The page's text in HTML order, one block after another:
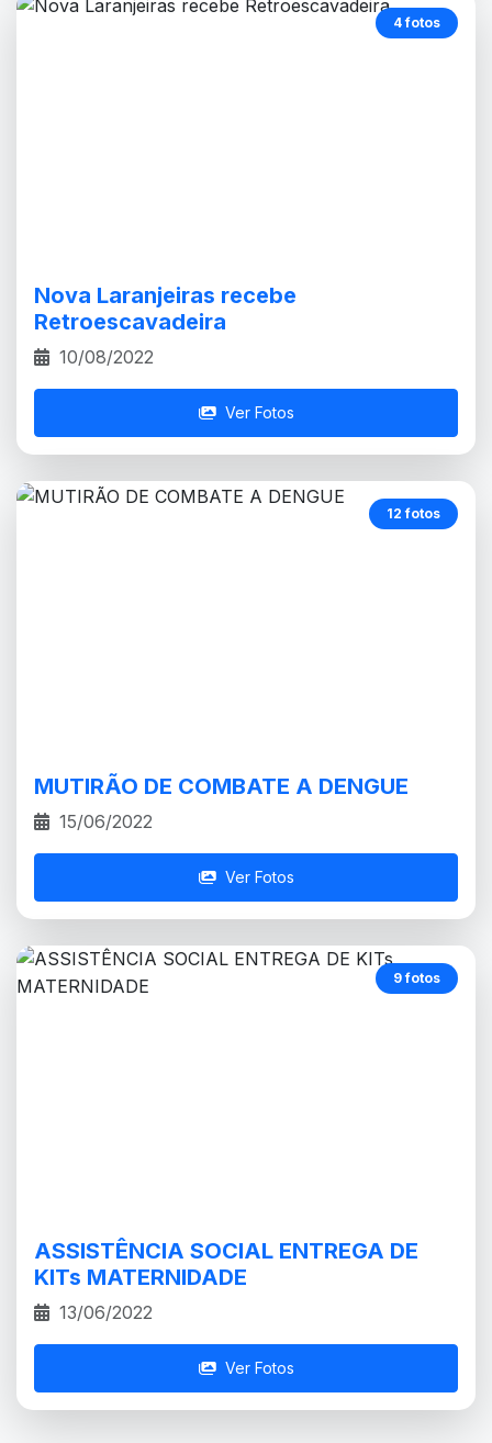
4 fotos
Nova Laranjeiras recebe
Retroescavadeira
10/08/2022
Ver Fotos
12 fotos
MUTIRÃO DE COMBATE A DENGUE
15/06/2022
Ver Fotos
9 fotos
ASSISTÊNCIA SOCIAL ENTREGA DE
KITs MATERNIDADE
13/06/2022
Ver Fotos